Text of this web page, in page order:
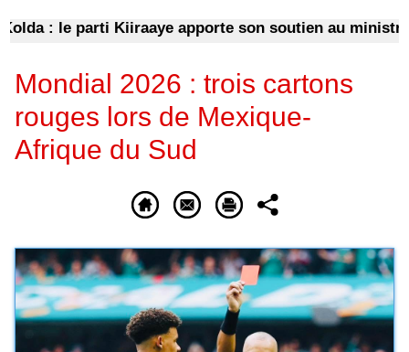
: le parti Kiiraaye apporte son soutien au ministre
Mondial 2026 : trois cartons
rouges lors de Mexique-
Afrique du Sud